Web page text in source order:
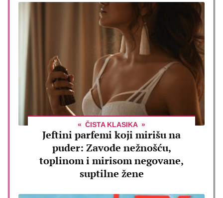
ČISTA KLASIKA
Jeftini parfemi koji mirišu na
puder: Zavode nežnošću,
toplinom i mirisom negovane,
suptilne žene